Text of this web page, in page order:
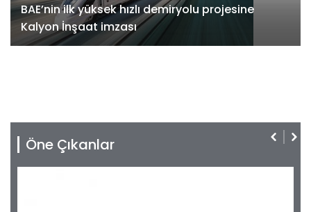
BAE’nin ilk yüksek hızlı demiryolu projesine
Kalyon İnşaat imzası
Öne Çıkanlar